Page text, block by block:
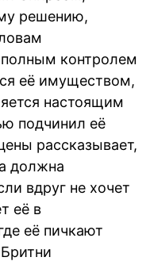
решению,
полным контролем
её имуществом,
настоящим
подчинил её
рассказывает,
должна
вдруг не хочет
её в
её пичкают